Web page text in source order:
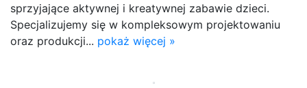
sprzyjające aktywnej i kreatywnej zabawie dzieci.
Specjalizujemy się w kompleksowym projektowaniu
oraz produkcji... pokaż więcej »